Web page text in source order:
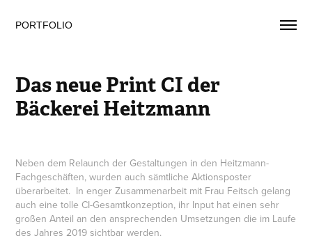
PORTFOLIO
Das neue Print CI der
Bäckerei Heitzmann
Neben dem Relaunch der Gestaltungen in den Heitzmann-
Fachgeschäften, wurden auch sämtliche Aktionsposter
überarbeitet. In enger Zusammenarbeit mit Frau Feitsch gelang
auch eine tolle CI-Gesamtkonzeption, ihr Input hat einen sehr
großen Anteil an den ansprechenden Umsetzungen die im Laufe
des Jahres 2019 sichtbar werden.